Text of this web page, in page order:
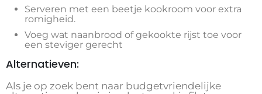
Serveren met een beetje kookroom voor extra
romigheid.
Voeg wat naanbrood of gekookte rijst toe voor
een steviger gerecht
Alternatieven:
Als je op zoek bent naar budgetvriendelijke